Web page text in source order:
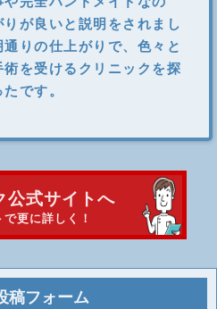
りが良いと説明をされまし
通りの仕上がりで、色々と
術を受けるクリニックを探
です。
公式サイトへ
更に詳しく！
稿フォーム